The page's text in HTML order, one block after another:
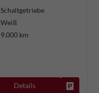
Schaltgetriebe
Weiß
9.000 km
Details